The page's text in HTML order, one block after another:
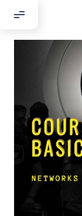
Добрый
Если вы
По адресу:
Kontaktní
Или в